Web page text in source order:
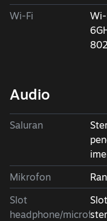
Wi-Fi
Audio
Saluran
Mikrofon
Slot
headphone/microfon